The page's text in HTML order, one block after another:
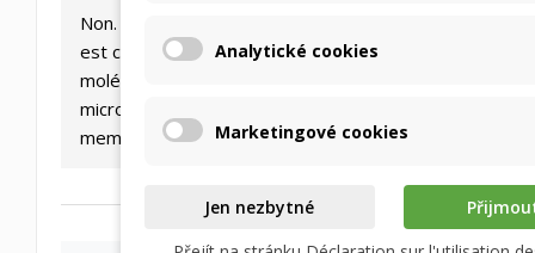
Non. La membrane polymère unique de ZERN
est conçue pour ne laisser passer que les
molécules d'eau. Les odeurs, les gaz et les
micro-organismes sont bloqués par la
membrane.
Analytické cookies
Marketingové cookies
Jen nezbytné